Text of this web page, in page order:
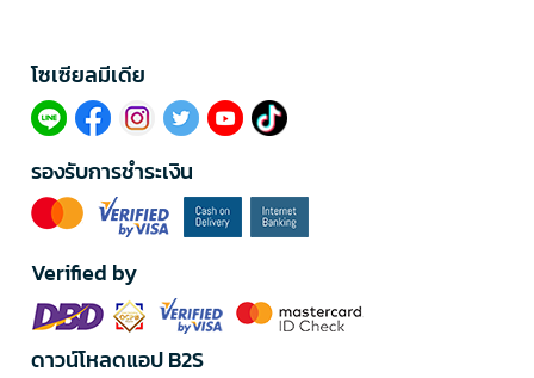
โซเซียลมีเดีย​
รองรับการชำระเงิน
Verified by
ดาวน์โหลดแอป B2S